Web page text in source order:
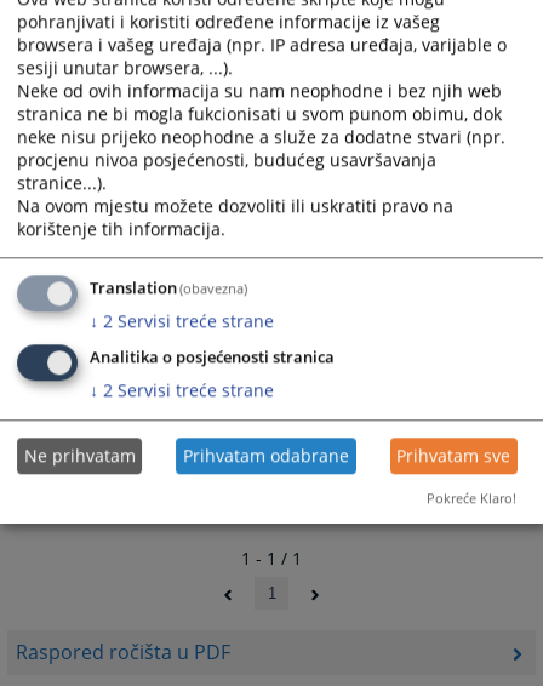
Raspored ročišta u PDF
calendar
and
select
a
date.
Press
the
question
mark
key
get
the
keyboard
shortcuts
for
changing
dates.
calendar
and
select
a
date.
Press
question
mark
key
to
get
keyboard
shortcuts
for
changing
dates.
1 - 1 / 1
1
pohranjivati i koristiti određene informacije iz vašeg
browsera i vašeg uređaja (npr. IP adresa uređaja, varijable o
sesiji unutar browsera, ...).
Neke od ovih informacija su nam neophodne i bez njih web
stranica ne bi mogla fukcionisati u svom punom obimu, dok
neke nisu prijeko neophodne a služe za dodatne stvari (npr.
procjenu nivoa posjećenosti, budućeg usavršavanja
stranice...).
Na ovom mjestu možete dozvoliti ili uskratiti pravo na
korištenje tih informacija.
Translation(obavezna)
↓ 2 Servisi treće strane
Analitika o posjećenosti stranica
↓ 2 Servisi treće strane
Ne prihvatam Prihvatam odabrane Prihvatam sve
Pokreće Klaro!